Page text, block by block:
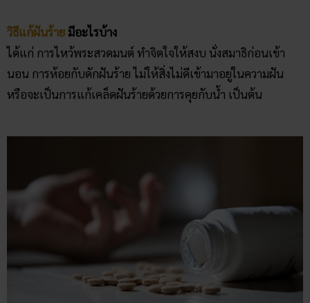
วิธีแก้ฝันร้าย มีอะไรบ้าง
ได้แก่ การไหว้พระสวดมนต์ ทำจิตใจให้สงบ นั่งสมาธิก่อนเข้า
นอน การห้อยกับดักฝันร้าย ไม่ให้สิ่งไม่ดีเข้ามาอยู่ในความฝัน
หรือจะเป็นการแก้เคล็ดฝันร้ายด้วยการคุยกับน้ำ เป็นต้น